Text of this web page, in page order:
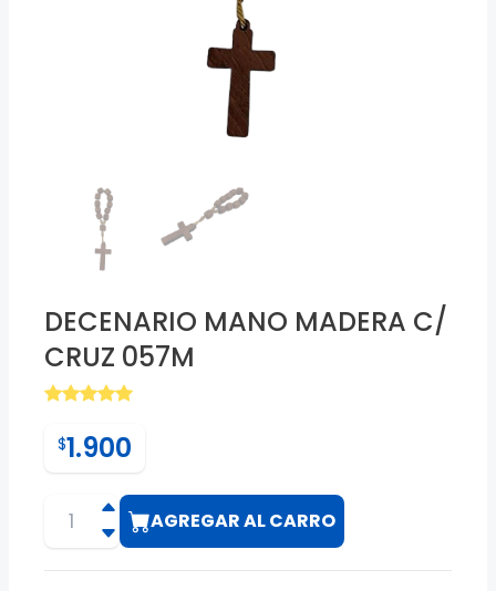
DECENARIO MANO MADERA C/
CRUZ 057M
$1.900
AGREGAR AL CARRO